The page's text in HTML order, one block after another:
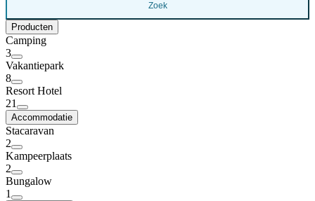
Zoek
Producten
Camping
3
Vakantiepark
8
Resort Hotel
21
Accommodatie
Stacaravan
2
Kampeerplaats
2
Bungalow
1